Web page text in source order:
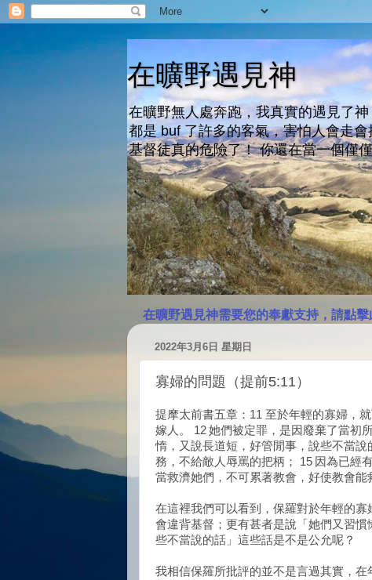
在曠野遇見神
在曠野無人處奔跑，我真實的遇見了
都是 buf 了許多的客氣，害怕人會走
基督徒真的危險了！ 你還在當一個僅
在曠野遇見神需要您的奉獻支持，請點
2022年3月6日 星期日
寡婦的問題（提前5:11）
提摩太前書五章：11 至於年輕的寡婦，
嫁人。 12 她們被定罪，是因廢棄了當初
惰，又說長道短，好管閒事，說些不當
務，不給敵人辱罵的把柄； 15 因為已經
當救濟她們，不可累著教會，好使教會能
在這裡我們可以看到，保羅對於年輕的
會違背基督；更有甚者是說「她們又習
些不當說的話」這些話是不是公允呢？
我相信保羅所批評的並不是言過其實，